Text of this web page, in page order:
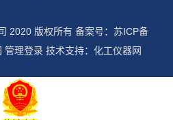
2020 版权所有 备案号： 苏ICP备
管理登录技术支持： 化工仪器网